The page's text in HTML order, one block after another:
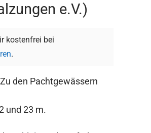
e.V.)
kostenfrei bei
.
den Pachtgewässern
und 23 m.